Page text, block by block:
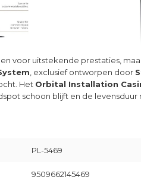
voor uitstekende prestaties,
, exclusief ontworpen door
Het Orbital Installation
schoon blijft en de
PL-5469
9509662145469